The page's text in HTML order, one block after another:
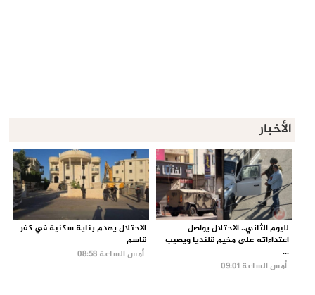
الأخبار
لليوم الثاني.. الاحتلال يواصل
اعتداءاته على مخيم قلنديا ويصيب
...
أمس الساعة 09:01
الاحتلال يهدم بناية سكنية في كفر
قاسم
أمس الساعة 08:58